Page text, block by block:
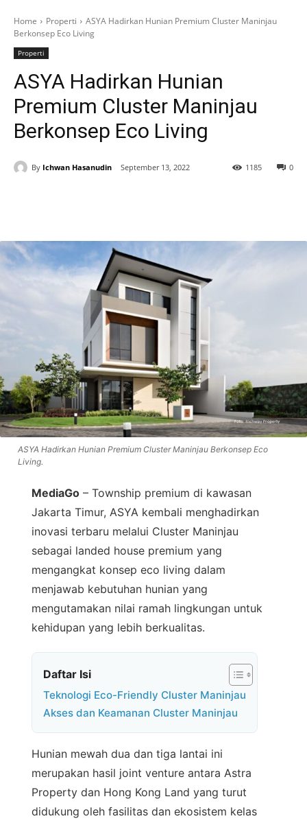
Home Properti
ASYA Hadirkan Hunian Premium Cluster Maninjau
Berkonsep Eco Living
Properti
ASYA Hadirkan Hunian
Premium Cluster Maninjau
Berkonsep Eco Living
By Ichwan Hasanudin September 13, 2022 0
1185
ASYA Hadirkan Hunian Premium Cluster Maninjau Berkonsep Eco
Living.
MediaGo – Township premium di kawasan
Jakarta Timur, ASYA kembali menghadirkan
inovasi terbaru melalui Cluster Maninjau
sebagai landed house premium yang
mengangkat konsep eco living dalam
menjawab kebutuhan hunian yang
mengutamakan nilai ramah lingkungan untuk
kehidupan yang lebih berkualitas.
Daftar Isi
Teknologi Eco-Friendly Cluster Maninjau
Akses dan Keamanan Cluster Maninjau
Hunian mewah dua dan tiga lantai ini
merupakan hasil joint venture antara Astra
Property dan Hong Kong Land yang turut
didukung oleh fasilitas dan ekosistem kelas